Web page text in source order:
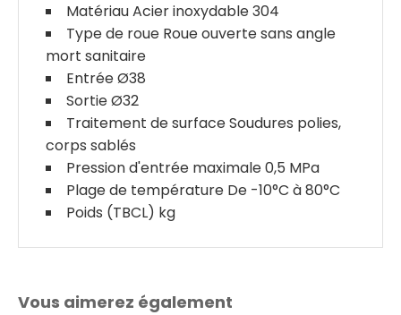
Matériau Acier inoxydable 304
Type de roue Roue ouverte sans angle
mort sanitaire
Entrée Ø38
Sortie Ø32
Traitement de surface Soudures polies,
corps sablés
Pression d'entrée maximale 0,5 MPa
Plage de température De -10°C à 80°C
Poids (TBCL) kg
Vous aimerez également